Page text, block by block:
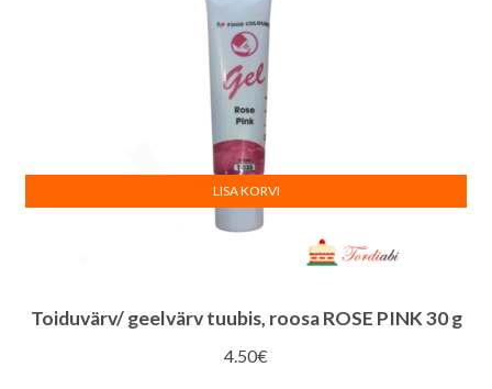
Toiduvärv/ geelvärv tuubis, roosa ROSE PINK 30 g
4.50€
LISA KORVI